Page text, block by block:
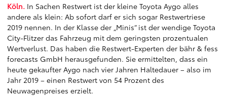
Köln. In Sachen Restwert ist der kleine Toyota Aygo alles
andere als klein: Ab sofort darf er sich sogar Restwertriese
2019 nennen. In der Klasse der „Minis“ ist der wendige Toyota
City-Flitzer das Fahrzeug mit dem geringsten prozentualen
Wertverlust. Das haben die Restwert-Experten der bähr & fess
forecasts GmbH herausgefunden. Sie ermittelten, dass ein
heute gekaufter Aygo nach vier Jahren Haltedauer – also im
Jahr 2019 – einen Restwert von 54 Prozent des
Neuwagenpreises erzielt.